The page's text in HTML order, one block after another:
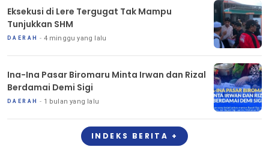
Eksekusi di Lere Tergugat Tak Mampu
Tunjukkan SHM
DAERAH 4 minggu yang lalu
Ina-Ina Pasar Biromaru Minta Irwan dan Rizal
Berdamai Demi Sigi
DAERAH 1 bulan yang lalu
INDEKS BERITA +